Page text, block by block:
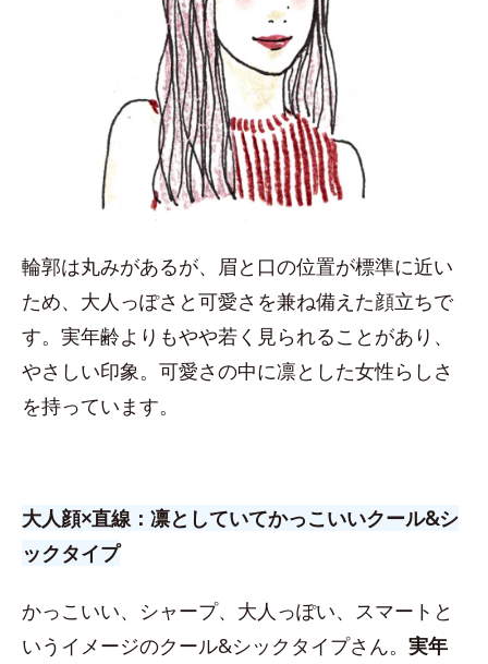
輪郭は丸みがあるが、眉と口の位置が標準に近い
ため、大人っぽさと可愛さを兼ね備えた顔立ちで
す。実年齢よりもやや若く見られることがあり、
やさしい印象。可愛さの中に凛とした女性らしさ
を持っています。
大人顔×直線：凛としていてかっこいいクール&シ
ックタイプ
かっこいい、シャープ、大人っぽい、スマートと
いうイメージのクール&シックタイプさん。 実年